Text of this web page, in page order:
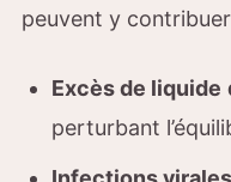
peuvent y
Excès de liquide
perturbant